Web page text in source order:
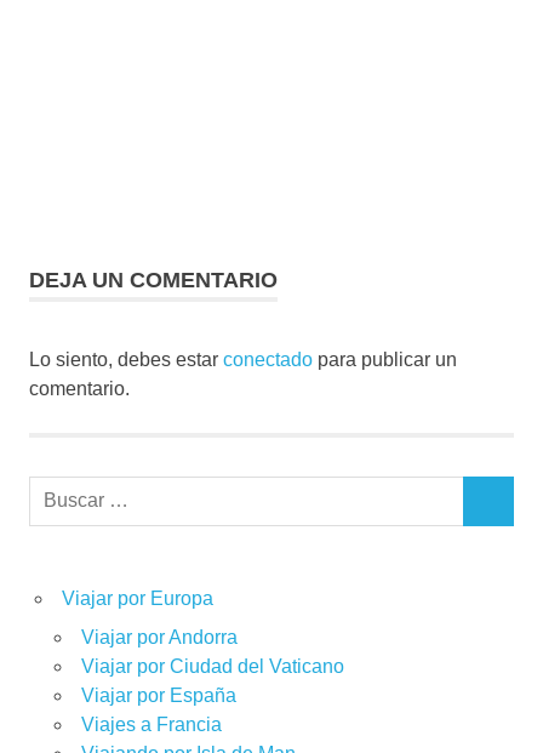
DEJA UN COMENTARIO
Lo siento, debes estar conectado para publicar un
comentario.
Buscar:
Viajar por Europa
Viajar por Andorra
Viajar por Ciudad del Vaticano
Viajar por España
Viajes a Francia